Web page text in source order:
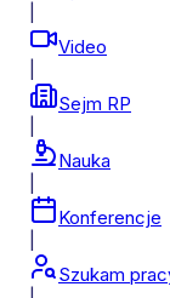
Video
Sejm RP
Nauka
Konferencje
Szukam